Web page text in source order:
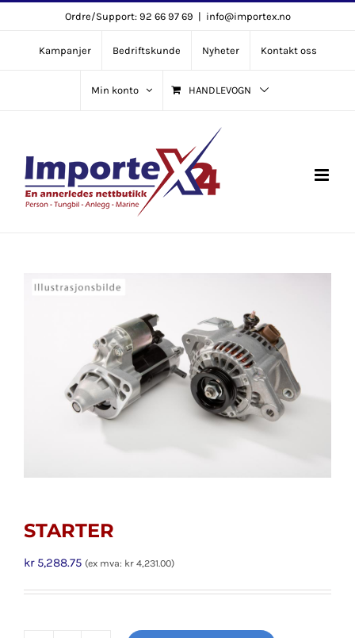
content
Ordre/Support: 92 66 97 69 | info@importex.no
Kampanjer Bedriftskunde Nyheter Kontakt oss
Min konto HANDLEVOGN
STARTER
kr5,288.75 (ex mva: kr 4,231.00)